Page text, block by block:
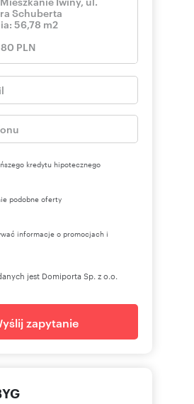
kredytu hipotecznego
podobne oferty
informacje o promocjach i
jest Domiporta Sp. z o.o.
zapytanie